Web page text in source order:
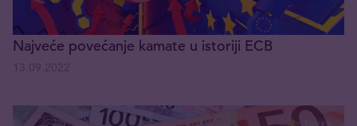
Najveće povećanje kamate u istoriji ECB